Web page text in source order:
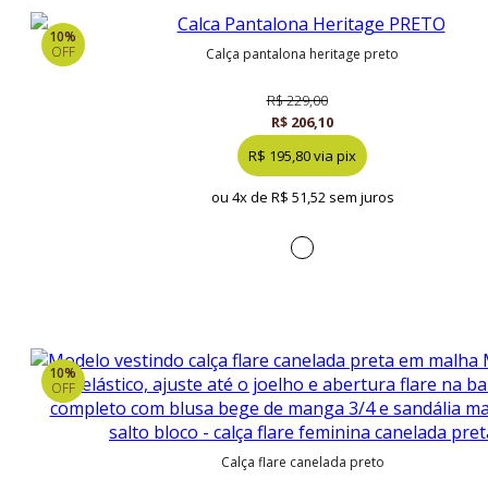
10%
OFF
calça pantalona heritage preto
R$ 229,00
R$ 206,10
R$ 195,80 via pix
ou 4x de R$ 51,52 sem juros
10%
OFF
calça flare canelada preto